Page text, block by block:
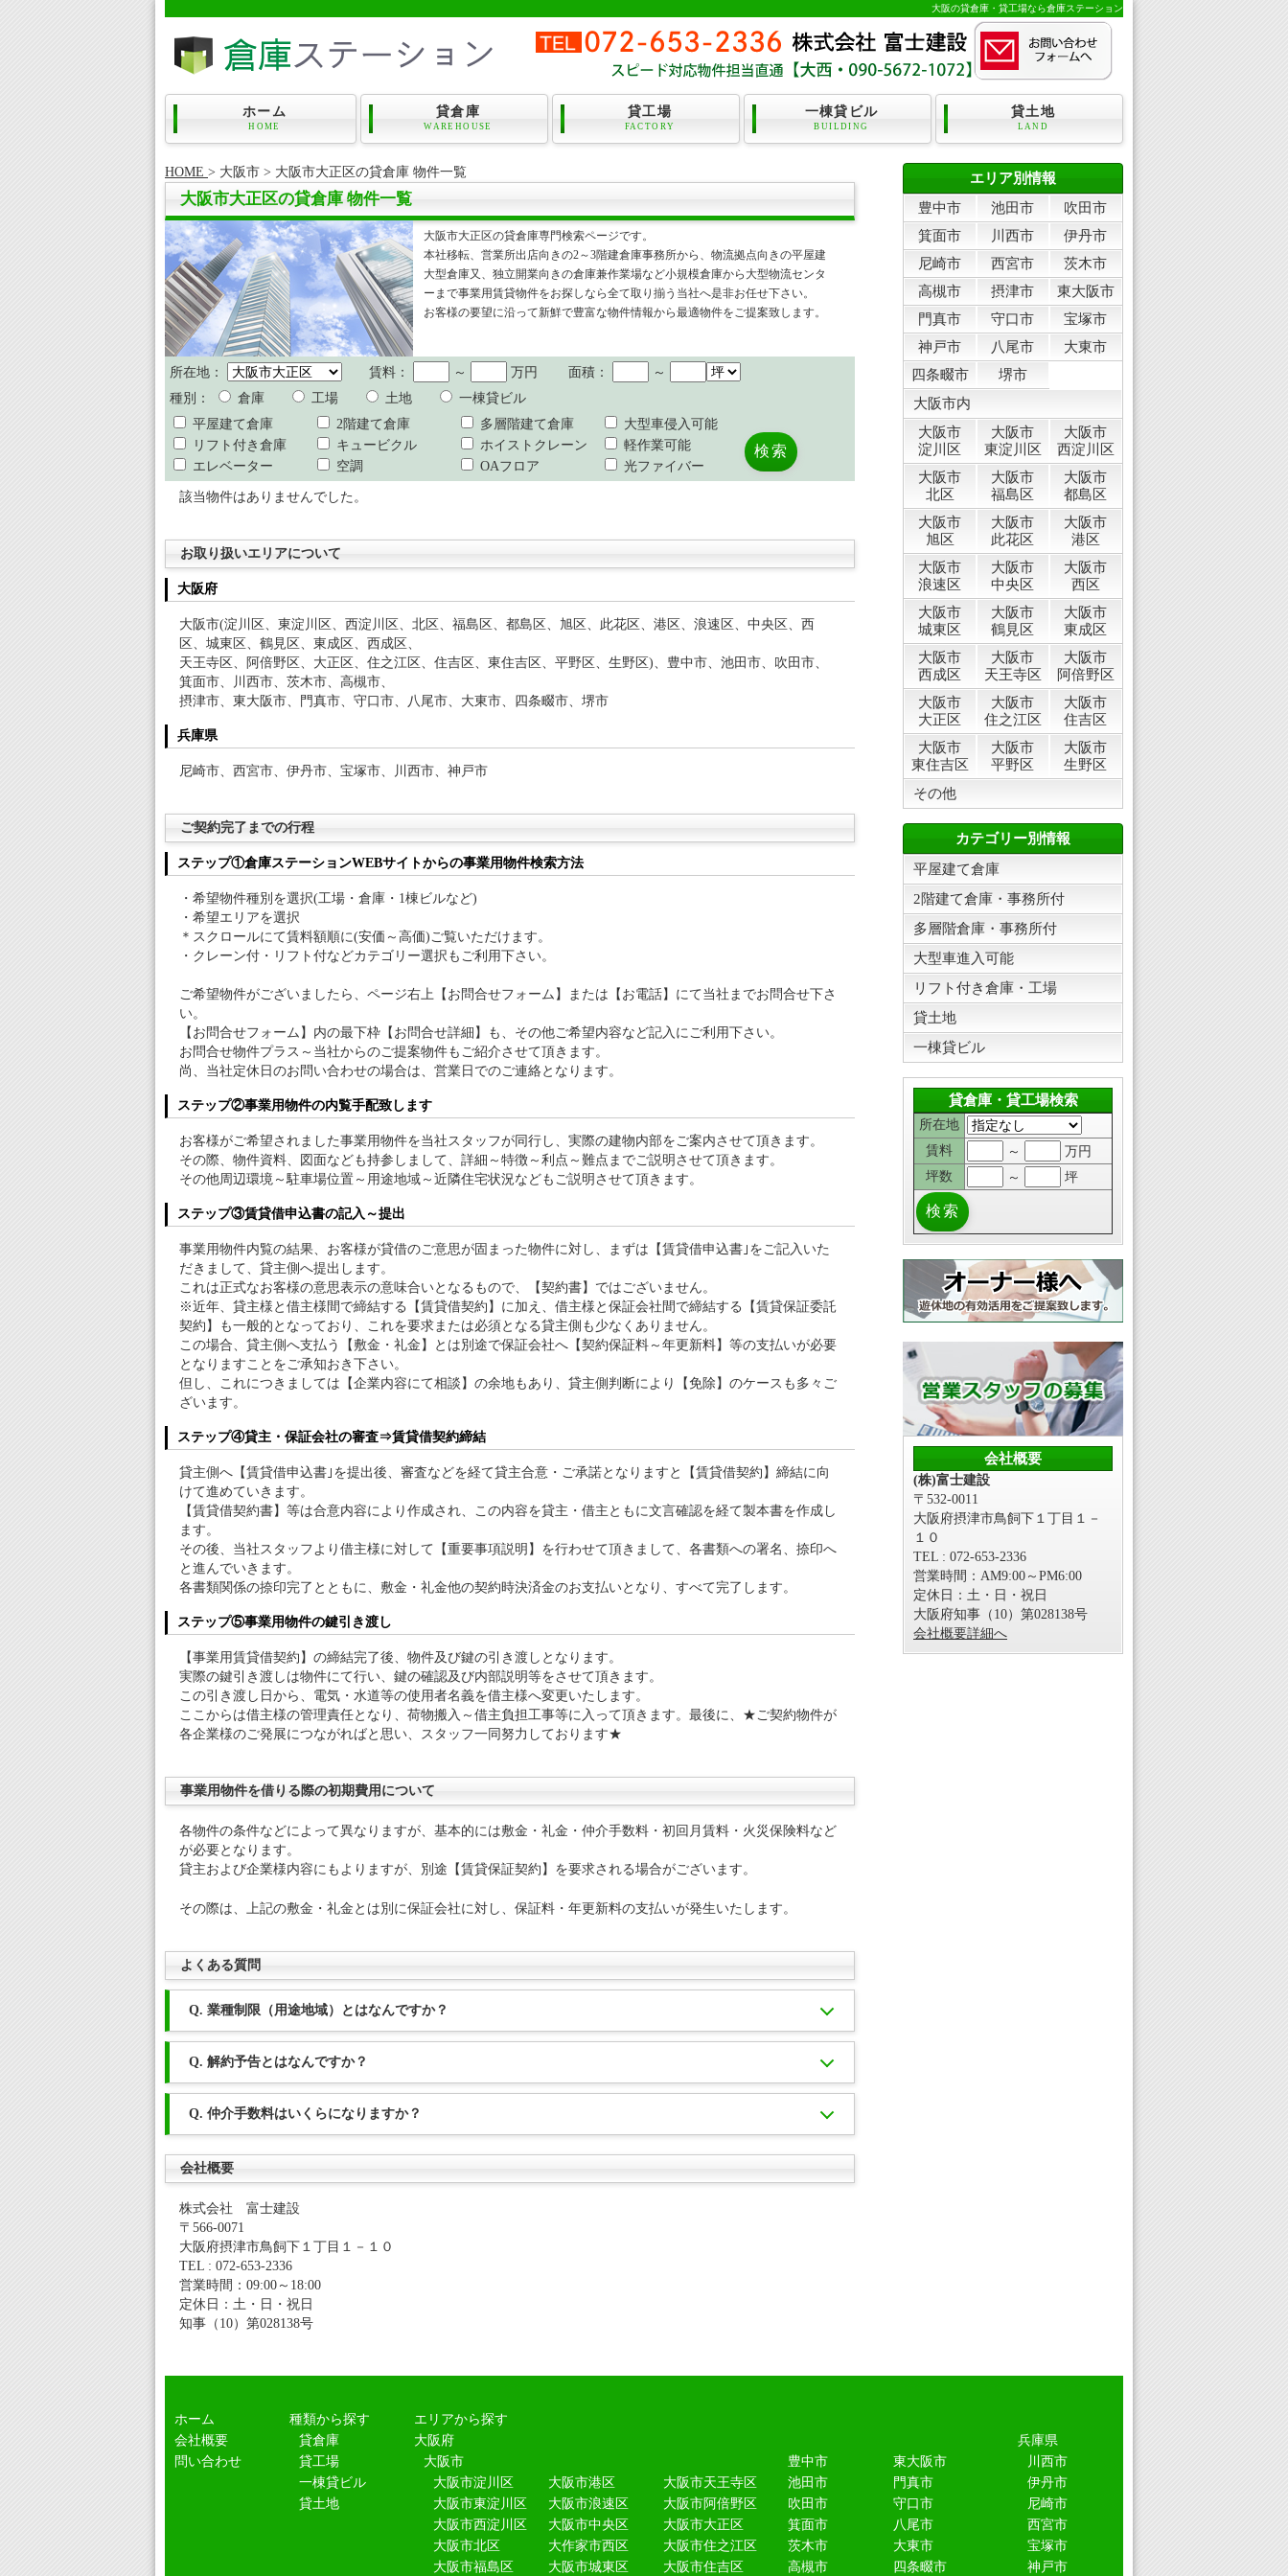
大阪の貸倉庫・貸工場なら倉庫ステーション
ホーム
HOME
貸倉庫
WAREHOUSE
貸工場
FACTORY
一棟貸ビル
BUILDING
貸土地
LAND
HOME > 大阪市 > 大阪市大正区の貸倉庫 物件一覧
大阪市大正区の貸倉庫 物件一覧
大阪市大正区の貸倉庫専門検索ページです。
本社移転、営業所出店向きの2～3階建倉庫事務所から、物流拠点向きの平屋建
大型倉庫又、独立開業向きの倉庫兼作業場など小規模倉庫から大型物流センタ
ーまで事業用賃貸物件をお探しなら全て取り揃う当社へ是非お任せ下さい。
お客様の要望に沿って新鮮で豊富な物件情報から最適物件をご提案致します。
所在地： 賃料： ～ 万円 面積：
～
種別：
倉庫 工場 土地
一棟貸ビル
平屋建て倉庫
2階建て倉庫 多層階建て倉庫
大型車侵入可能
リフト付き倉庫
キュービクル ホイストクレーン
軽作業可能
エレベーター
空調 OAフロア 光ファイバー
該当物件はありませんでした。
お取り扱いエリアについて
大阪府
大阪市(淀川区、東淀川区、西淀川区、北区、福島区、都島区、旭区、此花区、港区、浪速区、中央区、西
区、城東区、鶴見区、東成区、西成区、
天王寺区、阿倍野区、大正区、住之江区、住吉区、東住吉区、平野区、生野区)、豊中市、池田市、吹田市、
箕面市、川西市、茨木市、高槻市、
摂津市、東大阪市、門真市、守口市、八尾市、大東市、四条畷市、堺市
兵庫県
尼崎市、西宮市、伊丹市、宝塚市、川西市、神戸市
ご契約完了までの行程
ステップ①倉庫ステーションWEBサイトからの事業用物件検索方法
・希望物件種別を選択(工場・倉庫・1棟ビルなど)
・希望エリアを選択
＊スクロールにて賃料額順に(安価～高価)ご覧いただけます。
・クレーン付・リフト付などカテゴリー選択もご利用下さい。
ご希望物件がございましたら、ページ右上【お問合せフォーム】または【お電話】にて当社までお問合せ下さ
い。
【お問合せフォーム】内の最下枠【お問合せ詳細】も、その他ご希望内容など記入にご利用下さい。
お問合せ物件プラス～当社からのご提案物件もご紹介させて頂きます。
尚、当社定休日のお問い合わせの場合は、営業日でのご連絡となります。
ステップ②事業用物件の内覧手配致します
お客様がご希望されました事業用物件を当社スタッフが同行し、実際の建物内部をご案内させて頂きます。
その際、物件資料、図面なども持参しまして、詳細～特徴～利点～難点までご説明させて頂きます。
その他周辺環境～駐車場位置～用途地域～近隣住宅状況などもご説明させて頂きます。
ステップ③賃貸借申込書の記入～提出
事業用物件内覧の結果、お客様が貸借のご意思が固まった物件に対し、まずは【賃貸借申込書｣をご記入いた
だきまして、貸主側へ提出します。
これは正式なお客様の意思表示の意味合いとなるもので、【契約書】ではございません。
※近年、貸主様と借主様間で締結する【賃貸借契約】に加え、借主様と保証会社間で締結する【賃貸保証委託
契約】も一般的となっており、これを要求または必須となる貸主側も少なくありません。
この場合、貸主側へ支払う【敷金・礼金】とは別途で保証会社へ【契約保証料～年更新料】等の支払いが必要
となりますことをご承知おき下さい。
但し、これにつきましては【企業内容にて相談】の余地もあり、貸主側判断により【免除】のケースも多々ご
ざいます。
ステップ④貸主・保証会社の審査⇒賃貸借契約締結
貸主側へ【賃貸借申込書｣を提出後、審査などを経て貸主合意・ご承諾となりますと【賃貸借契約】締結に向
けて進めていきます。
【賃貸借契約書】等は合意内容により作成され、この内容を貸主・借主ともに文言確認を経て製本書を作成し
ます。
その後、当社スタッフより借主様に対して【重要事項説明】を行わせて頂きまして、各書類への署名、捺印へ
と進んでいきます。
各書類関係の捺印完了とともに、敷金・礼金他の契約時決済金のお支払いとなり、すべて完了します。
ステップ⑤事業用物件の鍵引き渡し
【事業用賃貸借契約】の締結完了後、物件及び鍵の引き渡しとなります。
実際の鍵引き渡しは物件にて行い、鍵の確認及び内部説明等をさせて頂きます。
この引き渡し日から、電気・水道等の使用者名義を借主様へ変更いたします。
ここからは借主様の管理責任となり、荷物搬入～借主負担工事等に入って頂きます。最後に、★ご契約物件が
各企業様のご発展につながればと思い、スタッフ一同努力しております★
事業用物件を借りる際の初期費用について
各物件の条件などによって異なりますが、基本的には敷金・礼金・仲介手数料・初回月賃料・火災保険料など
が必要となります。
貸主および企業様内容にもよりますが、別途【賃貸保証契約】を要求される場合がございます。
その際は、上記の敷金・礼金とは別に保証会社に対し、保証料・年更新料の支払いが発生いたします。
よくある質問
Q. 業種制限（用途地域）とはなんですか？
Q. 解約予告とはなんですか？
Q. 仲介手数料はいくらになりますか？
会社概要
株式会社 富士建設
〒566-0071
大阪府摂津市鳥飼下１丁目１－１０
TEL : 072-653-2336
営業時間：09:00～18:00
定休日：土・日・祝日
知事（10）第028138号
エリア別情報
豊中市
池田市
吹田市
箕面市
川西市
伊丹市
尼崎市
西宮市
茨木市
高槻市
摂津市
東大阪市
門真市
守口市
宝塚市
神戸市
八尾市
大東市
四条畷市
堺市
大阪市内
大阪市
淀川区
大阪市
東淀川区
大阪市
西淀川区
大阪市
北区
大阪市
福島区
大阪市
都島区
大阪市
旭区
大阪市
此花区
大阪市
港区
大阪市
浪速区
大阪市
中央区
大阪市
西区
大阪市
城東区
大阪市
鶴見区
大阪市
東成区
大阪市
西成区
大阪市
天王寺区
大阪市
阿倍野区
大阪市
大正区
大阪市
住之江区
大阪市
住吉区
大阪市
東住吉区
大阪市
平野区
大阪市
生野区
その他
カテゴリー別情報
平屋建て倉庫
2階建て倉庫・事務所付
多層階倉庫・事務所付
大型車進入可能
リフト付き倉庫・工場
貸土地
一棟貸ビル
貸倉庫・貸工場検索
所在地
賃料
～
万円
坪数
～ 坪
会社概要
(株)富士建設
〒532-0011
大阪府摂津市鳥飼下１丁目１－
１０
TEL : 072-653-2336
営業時間：AM9:00～PM6:00
定休日：土・日・祝日
大阪府知事（10）第028138号
会社概要詳細へ
ホーム
会社概要
問い合わせ
種類から探す
貸倉庫
貸工場
一棟貸ビル
貸土地
エリアから探す
大阪府
大阪市
大阪市淀川区
大阪市東淀川区
大阪市西淀川区
大阪市北区
大阪市福島区
大阪市港区
大阪市浪速区
大阪市中央区
大作家市西区
大阪市城東区
大阪市天王寺区
大阪市阿倍野区
大阪市大正区
大阪市住之江区
大阪市住吉区
豊中市
池田市
吹田市
箕面市
茨木市
高槻市
東大阪市
門真市
守口市
八尾市
大東市
四条畷市
兵庫県
川西市
伊丹市
尼崎市
西宮市
宝塚市
神戸市